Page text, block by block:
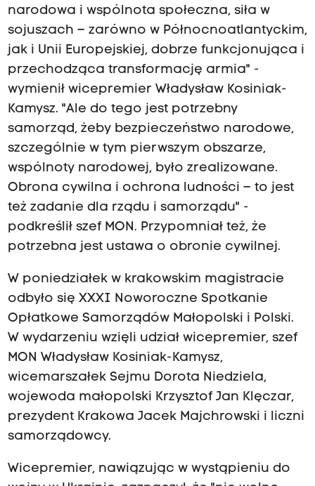
narodowa i wspólnota społeczna, siła w
sojuszach – zarówno w Północnoatlantyckim,
jak i Unii Europejskiej, dobrze funkcjonująca i
przechodząca transformację armia" -
wymienił wicepremier Władysław Kosiniak-
Kamysz. "Ale do tego jest potrzebny
samorząd, żeby bezpieczeństwo narodowe,
szczególnie w tym pierwszym obszarze,
wspólnoty narodowej, było zrealizowane.
Obrona cywilna i ochrona ludności – to jest
też zadanie dla rządu i samorządu" -
podkreślił szef MON. Przypomniał też, że
potrzebna jest ustawa o obronie cywilnej.
W poniedziałek w krakowskim magistracie
odbyło się XXXI Noworoczne Spotkanie
Opłatkowe Samorządów Małopolski i Polski.
W wydarzeniu wzięli udział wicepremier, szef
MON Władysław Kosiniak-Kamysz,
wicemarszałek Sejmu Dorota Niedziela,
wojewoda małopolski Krzysztof Jan Klęczar,
prezydent Krakowa Jacek Majchrowski i liczni
samorządowcy.
Wicepremier, nawiązując w wystąpieniu do